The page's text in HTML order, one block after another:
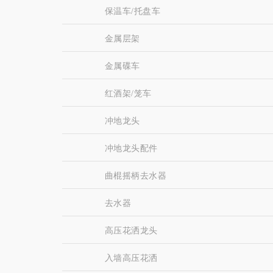
保温车/托盘车
金属层架
金属碟车
红酒架/笼车
冲地龙头
冲地龙头配件
曲棍摇柄去水器
去水器
高压花洒龙头
入墙高压花洒